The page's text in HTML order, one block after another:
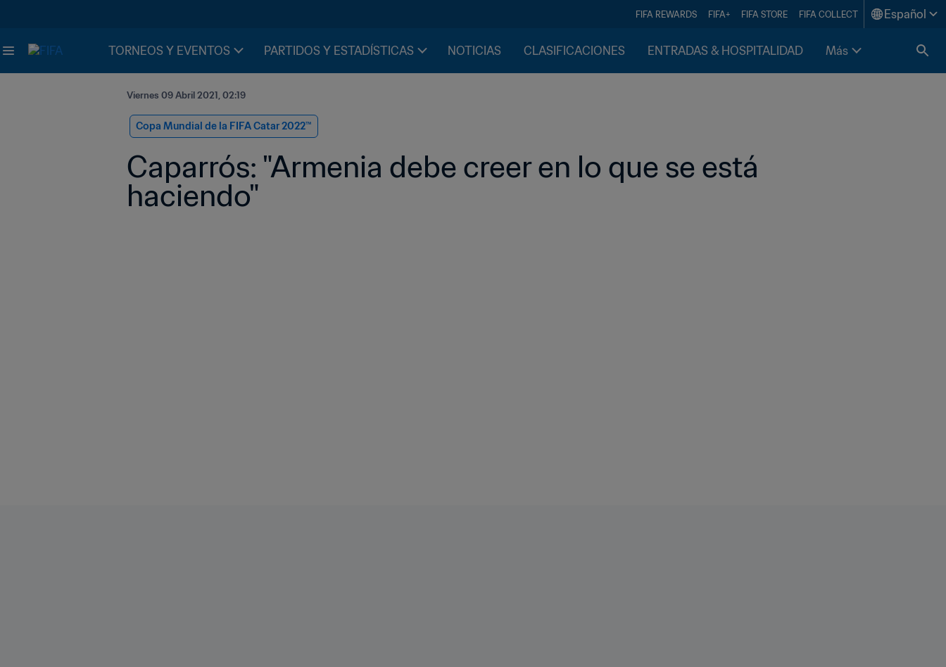
FIFA REWARDS FIFA+ FIFA STORE FIFA COLLECT Español
TORNEOS Y EVENTOS PARTIDOS Y ESTADÍSTICAS NOTICIAS CLASIFICACIONES ENTRADAS & HOSPITALIDAD Más
Viernes 09 Abril 2021, 02:19
Copa Mundial de la FIFA Catar 2022™
Caparrós: "Armenia debe creer en lo que se está
haciendo"